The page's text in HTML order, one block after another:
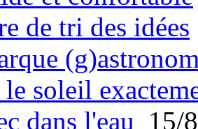
de tri des idées
le soleil
dans l'eau 15/